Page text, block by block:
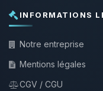
INFORMATIONS
Notre entreprise
Mentions légales
CGV / CGU